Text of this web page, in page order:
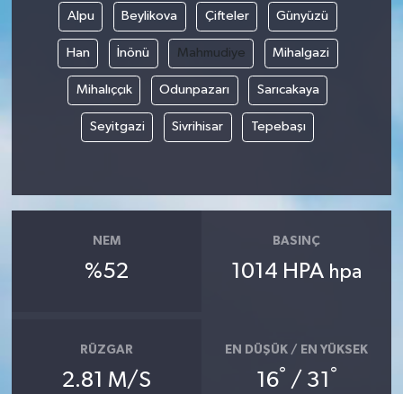
Alpu Beylikova Çifteler Günyüzü
Han İnönü Mahmudiye Mihalgazi
Mihalıççık Odunpazarı Sarıcakaya
Seyitgazi Sivrihisar Tepebaşı
NEM
%52
BASINÇ
1014 HPA hpa
RÜZGAR
2.81 M/S
EN DÜŞÜK / EN YÜKSEK
16° / 31 °